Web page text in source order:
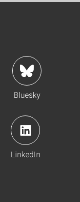
Bluesky
LinkedIn